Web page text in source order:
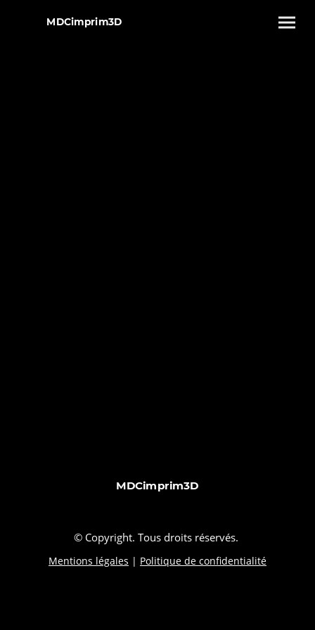
MDCimprim3D
MDCimprim3D
© Copyright. Tous droits réservés.
Mentions légales | Politique de confidentialité